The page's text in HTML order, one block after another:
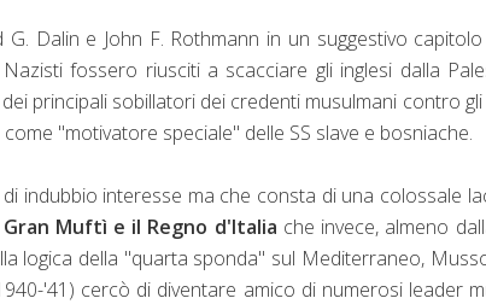
G. Dalin e John F. Rothmann in un suggestivo
fossero riusciti a scacciare gli inglesi dalla
principali sobillatori dei credenti musulmani contro
"motivatore speciale" delle SS slave e bosniache.
indubbio interesse ma che consta di una colossale
Muftì e il Regno d'Italia che invece, almeno
logica della "quarta sponda" sul Mediterraneo,
'41) cercò di diventare amico di numerosi leader